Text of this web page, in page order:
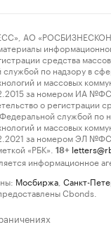
АО
средства
по надзору в
и массовых
за номером ИА
о регистрации
службой по
и массовых
за номером ЭЛ
«РБК».
18+
информационное
Мосбиржа Санкт-
Cbonds.